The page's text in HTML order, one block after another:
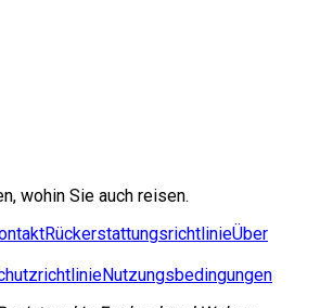
wohin Sie auch reisen.
RückerstattungsrichtlinieÜber
Nutzungsbedingungen